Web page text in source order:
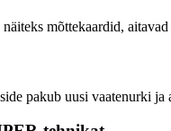
mõttekaardid,
pakub uusi vaatenurki ja